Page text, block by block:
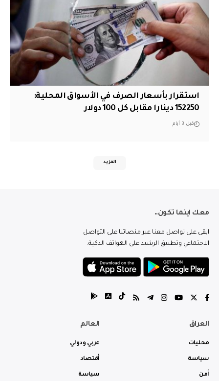
استقرار بأسعار الصرف في الأسواق المحلية:
152250 دينارا مقابل كل 100 دولار
قبل 3 أيام
المزيد
معك اينما تكون..
ابقى على تواصل معنا عبر منصاتنا على التواصل
الاجتماعي وتطبيق الرشيد على الهواتف الذكية.
العراق
محليات
سياسة
أمن
العالم
عربي ودولي
أقتصاد
سياسة